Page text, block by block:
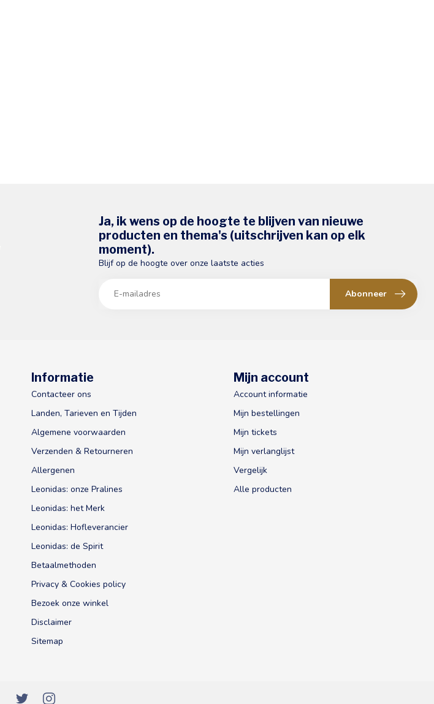
Ja, ik wens op de hoogte te blijven van nieuwe
producten en thema's (uitschrijven kan op elk
moment).
Blijf op de hoogte over onze laatste acties
Abonneer
Informatie
Contacteer ons
Landen, Tarieven en Tijden
Algemene voorwaarden
Verzenden & Retourneren
Allergenen
Leonidas: onze Pralines
Leonidas: het Merk
Leonidas: Hofleverancier
Leonidas: de Spirit
Betaalmethoden
Privacy & Cookies policy
Bezoek onze winkel
Disclaimer
Sitemap
Mijn account
Account informatie
Mijn bestellingen
Mijn tickets
Mijn verlanglijst
Vergelijk
Alle producten